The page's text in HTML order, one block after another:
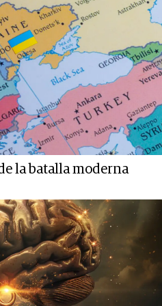
la batalla moderna